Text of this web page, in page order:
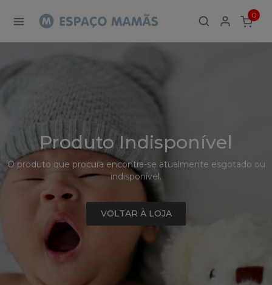
Detalhe
de
Produto
-
Produto
0
ITEMS
Produto Indisponível
O produto que procura encontra-se atualmente esgotado ou
indisponível.
VOLTAR À LOJA